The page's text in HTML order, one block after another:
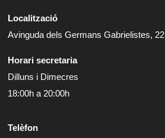
Localització
Avinguda dels Germans Gabrielistes, 22
Horari secretaria
Dilluns i Dimecres
18:00h a 20:00h
Telèfon